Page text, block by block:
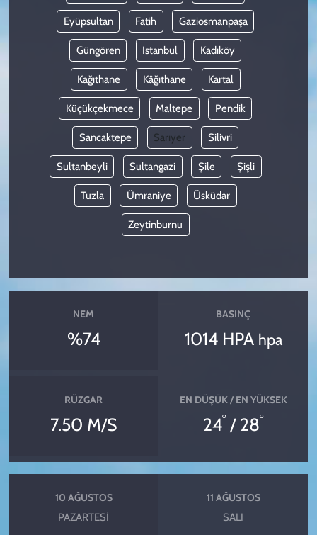
Eyüpsultan Fatih Gaziosmanpaşa
Güngören Istanbul Kadıköy
Kağıthane Kâğıthane Kartal
Küçükçekmece Maltepe Pendik
Sancaktepe Sarıyer Silivri
Sultanbeyli Sultangazi Şile Şişli
Tuzla Ümraniye Üsküdar
Zeytinburnu
NEM
%74
BASINÇ
1014 HPA hpa
RÜZGAR
7.50 M/S
EN DÜŞÜK / EN YÜKSEK
24° / 28°
10 AĞUSTOS
PAZARTESI
11 AĞUSTOS
SALI